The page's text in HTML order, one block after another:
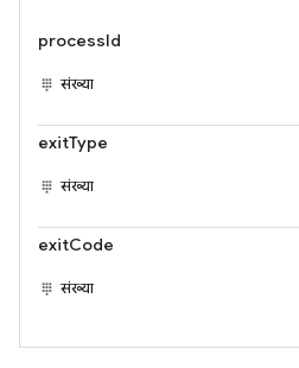
processId
संख्या
exitType
संख्या
exitCode
संख्या